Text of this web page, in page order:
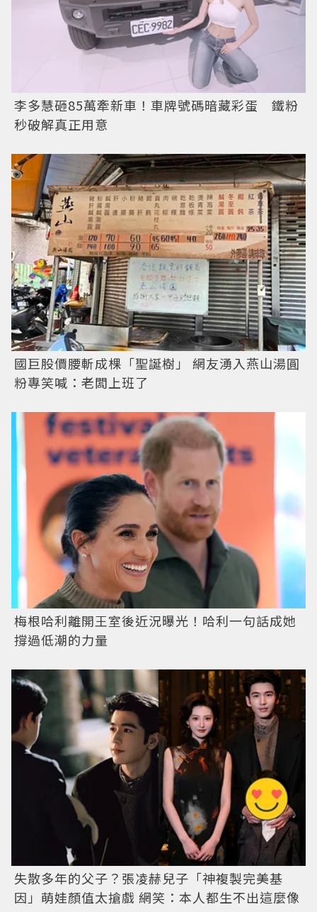
李多慧砸85萬牽新車！車牌號碼暗藏彩蛋 鐵粉
秒破解真正用意
國巨股價腰斬成棵「聖誕樹」 網友湧入燕山湯圓
粉專笑喊：老闆上班了
梅根哈利離開王室後近況曝光！哈利一句話成她
撐過低潮的力量
失散多年的父子？張凌赫兒子「神複製完美基
因」萌娃顏值太搶戲 網笑：本人都生不出這麼像